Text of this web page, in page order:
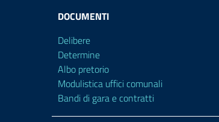
DOCUMENTI
Delibere
Determine
Albo pretorio
Modulistica uffici comunali
Bandi di gara e contratti